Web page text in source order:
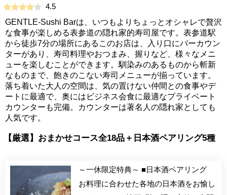
4.5
GENTLE-Sushi Barは、いつもよりちょっとオシャレで贅沢
な食事が楽しめる表参道の隠れ家的寿司屋です。表参道駅
から徒歩7分の場所にあるこのお店は、入り口にバーカウン
ターがあり、寿司料理やおつまみ、握りなど、様々なメニ
ューを楽しむことができます。馴染みのあるものから斬新
なものまで、飽きのこない寿司メニューが揃っています。
落ち着いた大人の空間は、気の置けない仲間との食事やデ
ートに最適で、奥にはビジネス会食に最適なプライベート
カウンターも完備。カウンターは著名人の隠れ家としても
人気です。
【厳選】おまかせコース全18品＋日本酒ペアリング5種
～一休限定特典～ ■日本酒ペアリング
お料理に合わせた各地の日本酒をお愉し